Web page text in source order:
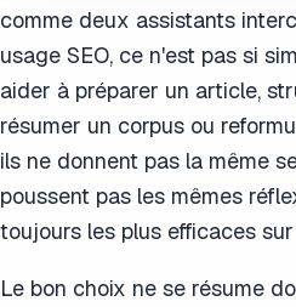
comme deux assistants
usage SEO, ce n'est pas si
aider à préparer un article,
résumer un corpus ou
ils ne donnent pas la même
poussent pas les mêmes
toujours les plus efficaces
Le bon choix ne se résume